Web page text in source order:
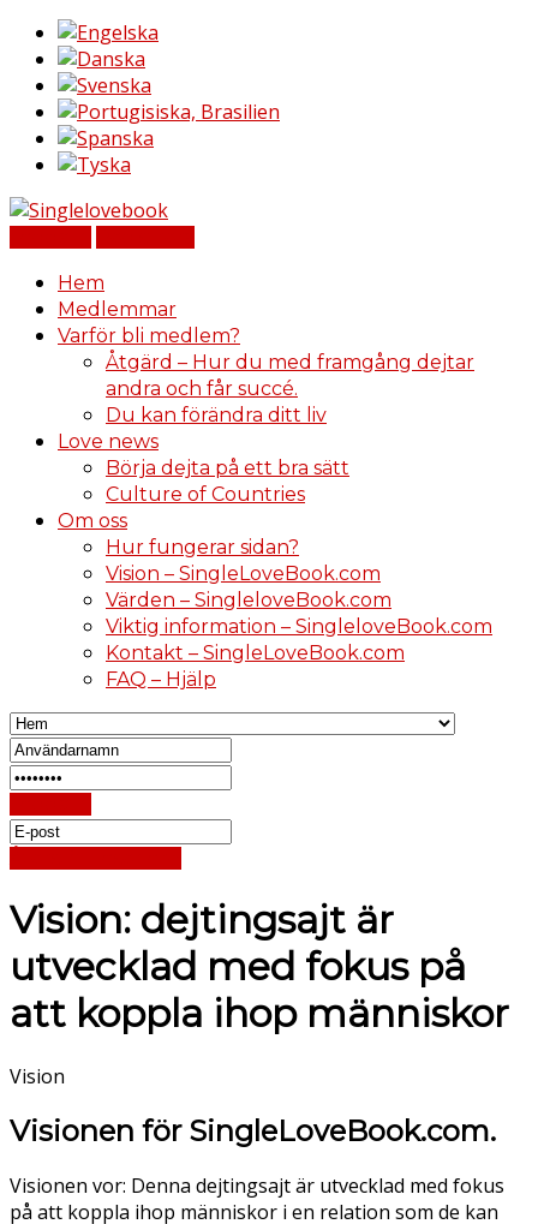
Hem
Medlemmar
Varför bli medlem?
Åtgärd – Hur du med framgång dejtar
andra och får succé.
Du kan förändra ditt liv
Love news
Börja dejta på ett bra sätt
Culture of Countries
Om oss
Hur fungerar sidan?
Vision – SingleLoveBook.com
Värden – SingleloveBook.com
Viktig information – SingleloveBook.com
Kontakt – SingleLoveBook.com
FAQ – Hjälp
Vision: dejtingsajt är
utvecklad med fokus på
att koppla ihop människor
Vision
Visionen för SingleLoveBook.com.
Visionen vor: Denna dejtingsajt är utvecklad med fokus
på att koppla ihop människor i en relation som de kan